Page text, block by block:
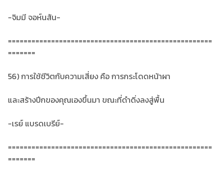
-จิมมี จอห์นสัน-
====================================================
=======
56) การใช้ชีวิตกับความเสี่ยง คือ การกระโดดหน้าผา
และสร้างปีกของคุณเองขึ้นมา ขณะที่ดำดิ่งลงสู่พื้น
-เรย์ แบรดเบรีย์-
====================================================
=======